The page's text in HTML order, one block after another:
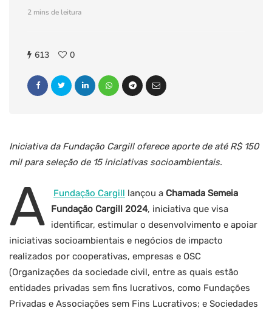
2 mins de leitura
613 0
Iniciativa da Fundação Cargill oferece aporte de até R$ 150
mil para seleção de 15 iniciativas socioambientais.
A Fundação Cargill lançou a Chamada Semeia
Fundação Cargill 2024, iniciativa que visa
identificar, estimular o desenvolvimento e apoiar
iniciativas socioambientais e negócios de impacto
realizados por cooperativas, empresas e OSC
(Organizações da sociedade civil, entre as quais estão
entidades privadas sem fins lucrativos, como Fundações
Privadas e Associações sem Fins Lucrativos; e Sociedades